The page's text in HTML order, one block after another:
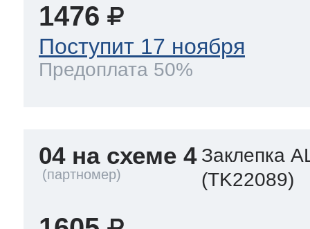
1476
Поступит 17 ноября
Предоплата 50%
04 на схеме 4 Заклепка
(TK22089)